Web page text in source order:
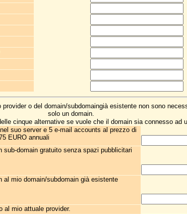
o del domain/subdomaingià esistente non sono
solo un domain.
cinque alternative se vuole che il domain sia connesso ad
suo server e 5 e-mail accounts al prezzo di
EURO annuali
domain gratuito senza spazi pubblicitari
al mio domain/subdomain già esistente
al mio attuale provider.